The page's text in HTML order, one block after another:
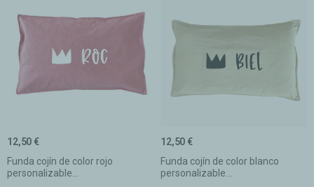
Funda cojín de color rojo
personalizable...
12,50 €
Funda cojín de color blanco
personalizable...
12,50 €